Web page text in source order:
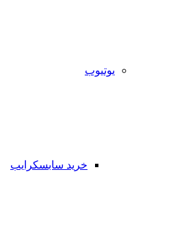
یوتیوب
خرید سابسکرایب